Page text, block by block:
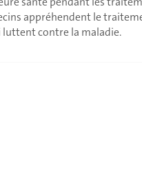
appréhendent le
luttent contre la maladie.